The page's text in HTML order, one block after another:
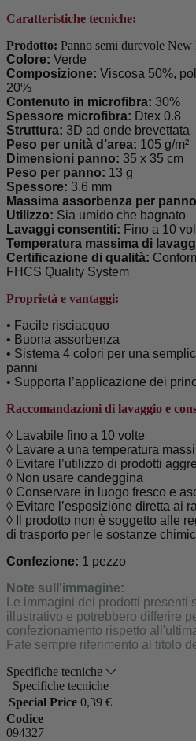
Caratteristiche tecniche:
Prodotto: Panno semi durevole New
Colore: Verde
Composizione: Viscosa 50%,
20%
Contenuto in microfibra: 30%
Spessore microfibra: Dtex 0.8
Struttura: 3D ad onde brevettata
Peso per unità d’area: 105 g/m²
Dimensioni panno: 35 x 35 cm
Peso per panno: 13 g
Spessore: 3.6 mm
Massima assorbenza per
Utilizzo: Sia umido che bagnato
Lavaggi consentiti: Fino a 10
Temperatura massima di
Certificazione di qualità:
FHCS Quality System
Proprietà e vantaggi:
• Facile risciacquo
• Buona assorbenza
• Sistema 4 colori per una
panni
• Supporta l’applicazione dei
Raccomandazioni di lavaggio e
◊ Lavabile fino a 10 volte
◊
Lavare a una temperatura
◊ Evitare l’utilizzo di prodotti
◊ Non usare candeggina
◊ Conservare in luogo fresco e
◊ Evitare l’esposizione diretta ai
◊
Il prodotto non è soggetto alle
di trasporto per le sostanze
Confezione: 1 pezzo
Note sull'immagine:
Le immagini dei prodotti presenti
illustrativo e potrebbero differire
confezionamento rispetto
Fate sempre riferimento al titolo
Specifiche tecniche
Specifiche tecniche
Special Price 0,39 €
Codice
094327